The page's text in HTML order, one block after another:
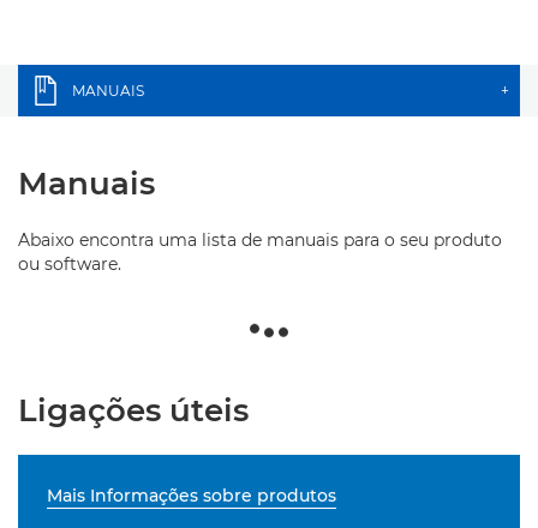
MANUAIS +
Manuais
Abaixo encontra uma lista de manuais para o seu produto
ou software.
Ligações úteis
Mais Informações sobre produtos